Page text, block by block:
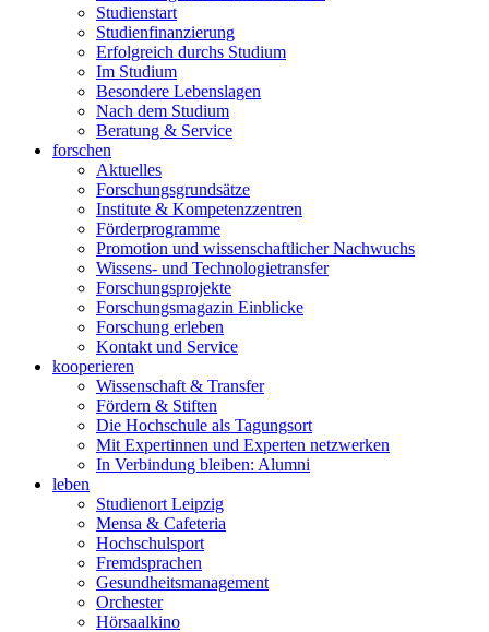
Studienstart
Studienfinanzierung
Erfolgreich durchs Studium
Im Studium
Besondere Lebenslagen
Nach dem Studium
Beratung & Service
forschen
Aktuelles
Forschungsgrundsätze
Institute & Kompetenzzentren
Förderprogramme
Promotion und wissenschaftlicher Nachwuchs
Wissens- und Technologietransfer
Forschungsprojekte
Forschungsmagazin Einblicke
Forschung erleben
Kontakt und Service
kooperieren
Wissenschaft & Transfer
Fördern & Stiften
Die Hochschule als Tagungsort
Mit Expertinnen und Experten netzwerken
In Verbindung bleiben: Alumni
leben
Studienort Leipzig
Mensa & Cafeteria
Hochschulsport
Fremdsprachen
Gesundheitsmanagement
Orchester
Hörsaalkino